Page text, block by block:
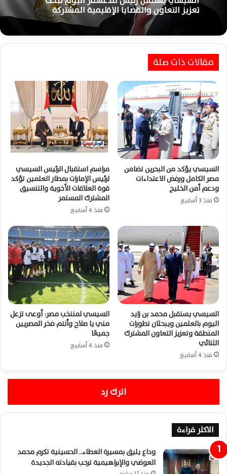
السيسي يستقبل رئيس مدغشقر اليوم لبحث
تعزيز التعاون والقضايا الإقليمية المشتركة
منذ أسبوع واحد
اعتبارًا من اليوم الثلاثاء.. قانون إعادة تنظيم جهاز
مستقبل مصر يدخل حيز التنفيذ رسميًا
مقالات ذات صلة
السيسي يؤكد من البحرين تضامن
مصر الكامل ورفض الاعتداءات
ودعم أمن الخليج
منذ 3 أسابيع
مراسم استقبال الرئيس السيسي
لرئيس الإمارات بمطار العلمين تؤكد
قوة العلاقات الأخوية والتنسيق
المشترك المستمر
منذ 4 أسابيع
السيسي يستقبل محمد بن زايد
اليوم بالعلمين ويبحثان تطورات
المنطقة وتعزيز التعاون المشترك
الثنائي
منذ 4 أسابيع
السيسي لمنتخب مصر: أوعى تزعل
مني يا صلاح وأنتم فخر المصريين
جميعًا
منذ 4 أسابيع
اترك رد
الاكثر قراءة
وداع يليق بمسيرة العطاء.. الحسينية تكرم محمد
العوضي والإبراهيمية ترحب بقيادته الجديدة